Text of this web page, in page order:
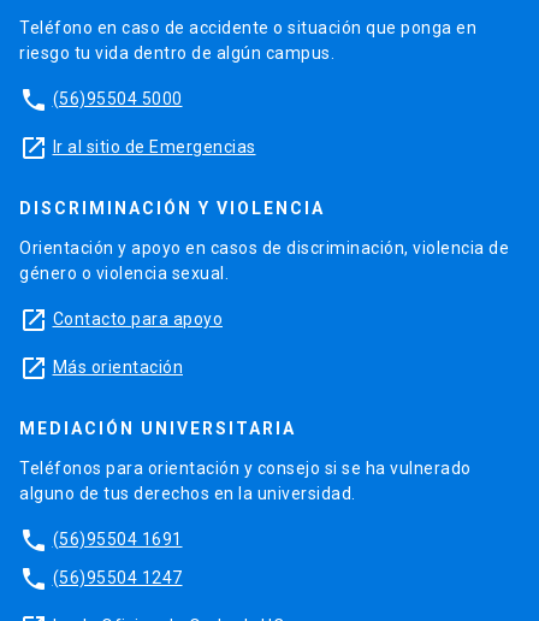
Teléfono en caso de accidente o situación que ponga en
riesgo tu vida dentro de algún campus.
phone (56)95504 5000
launch Ir al sitio de Emergencias
DISCRIMINACIÓN Y VIOLENCIA
Orientación y apoyo en casos de discriminación, violencia de
género o violencia sexual.
launch Contacto para apoyo
launch Más orientación
MEDIACIÓN UNIVERSITARIA
Teléfonos para orientación y consejo si se ha vulnerado
alguno de tus derechos en la universidad.
phone (56)95504 1691
phone (56)95504 1247